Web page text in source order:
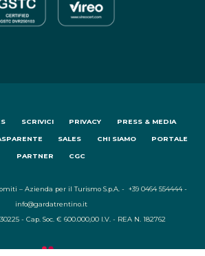
SCRIVICI PRIVACY PRESS & MEDIA
SALES CHI SIAMO PORTALE
PARTNER CGC
– Azienda per il Turismo S.p.A. - +39 0464 554444 -
info@gardatrentino.it
- Cap. Soc. € 600.000,00 I.V. - REA N. 182762